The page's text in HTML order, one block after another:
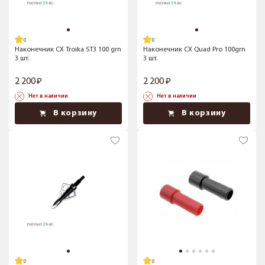
Наконечник CX Troika ST3 100 grn
3 шт.
2 200
Нет в наличии
В корзину
Наконечник CX Quad Pro 100grn
3 шт.
2 200
Нет в наличии
В корзину